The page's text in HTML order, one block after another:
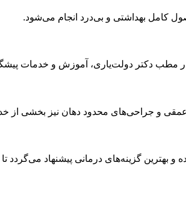
کامل بهداشتی و بی‌درد انجام می‌شود.
مطب دکتر دولت‌یاری، آموزش و خدمات
عمقی و جراحی‌های محدود دهان نیز بخشی
گزینه‌های درمانی پیشنهاد می‌گردد تا